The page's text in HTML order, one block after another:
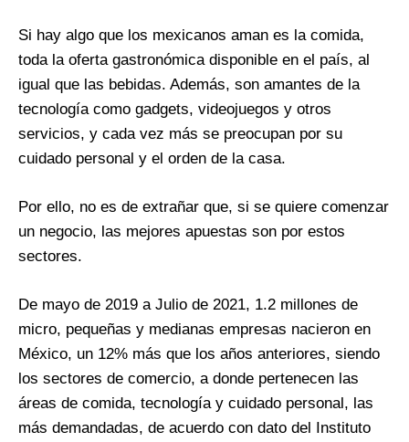
Si hay algo que los mexicanos aman es la comida,
toda la oferta gastronómica disponible en el país, al
igual que las bebidas. Además, son amantes de la
tecnología como gadgets, videojuegos y otros
servicios, y cada vez más se preocupan por su
cuidado personal y el orden de la casa.
Por ello, no es de extrañar que, si se quiere comenzar
un negocio, las mejores apuestas son por estos
sectores.
De mayo de 2019 a Julio de 2021, 1.2 millones de
micro, pequeñas y medianas empresas nacieron en
México, un 12% más que los años anteriores, siendo
los sectores de comercio, a donde pertenecen las
áreas de comida, tecnología y cuidado personal, las
más demandadas, de acuerdo con dato del Instituto